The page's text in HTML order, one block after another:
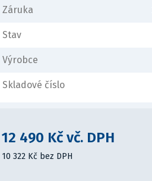
Záruka
Stav
Výrobce
Skladové číslo
12 490 Kč vč. DPH
10 322 Kč bez DPH